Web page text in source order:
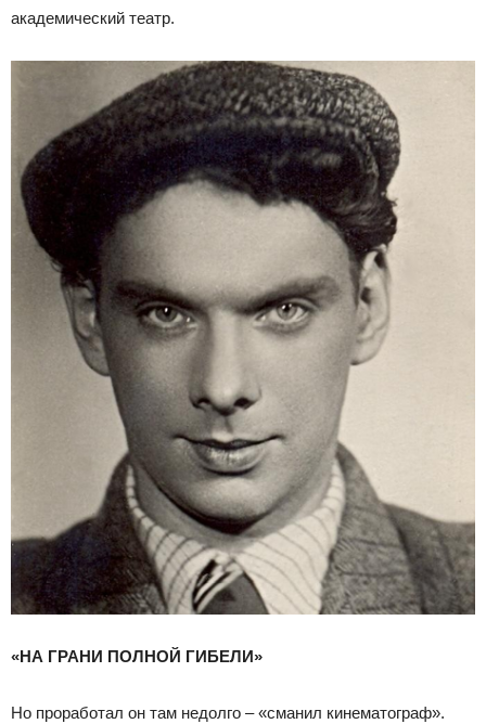
академический театр.
«НА ГРАНИ ПОЛНОЙ ГИБЕЛИ»
Но проработал он там недолго – «сманил кинематограф».